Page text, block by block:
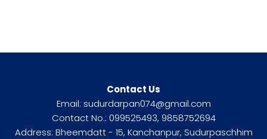
Contact Us
Email: sudurdarpan074@gmail.com
Contact No.: 099525493, 9858752694
Address: Bheemdatt - 15, Kanchanpur, Sudurpaschhim